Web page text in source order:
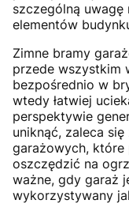
szczególną
elementów
Zimne bramy
przede wszystkim
bezpośrednio w
wtedy łatwiej
perspektywie
uniknąć, zaleca
garażowych, które
oszczędzić na
ważne, gdy garaż
wykorzystywany